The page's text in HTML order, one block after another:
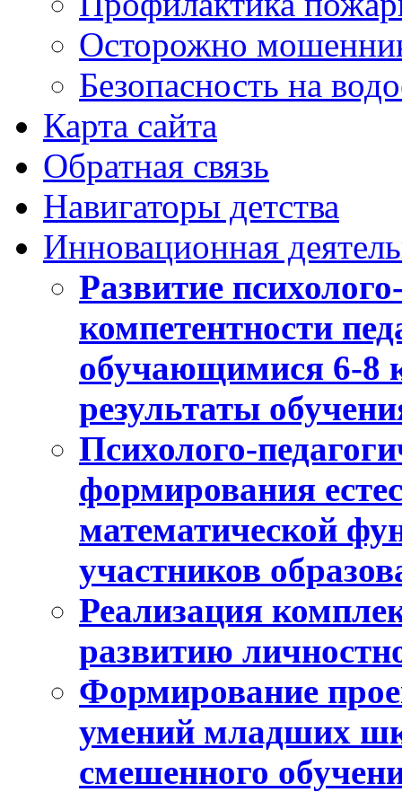
Осторожно
Безопасность на
Карта сайта
Обратная связь
Навигаторы детства
Инновационная
Развитие
компетентности
обучающимися 6-8
результаты
Психолого-
формирования
математической
участников
Реализация
развитию
Формирование
умений младших
смешенного